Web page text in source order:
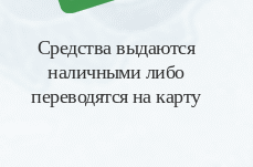
Средства выдаются
наличными либо
переводятся на карту